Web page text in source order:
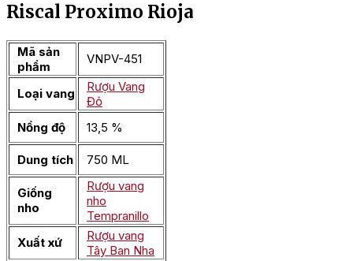
Riscal Proximo Rioja
Mã sản
phẩm
VNPV-451
Loại vang
Rượu Vang
Đỏ
Nồng độ
13,5 %
Dung tích 750 ML
Giống
nho
Rượu vang
nho
Tempranillo
Xuất xứ
Rượu vang
Tây Ban Nha